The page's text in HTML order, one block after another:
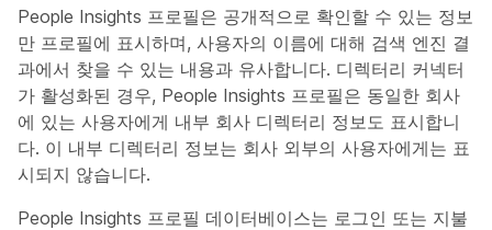
People Insights 프로필은 공개적으로 확인할 수 있는 정보
만 프로필에 표시하며, 사용자의 이름에 대해 검색 엔진 결
과에서 찾을 수 있는 내용과 유사합니다. 디렉터리 커넥터
가 활성화된 경우, People Insights 프로필은 동일한 회사
에 있는 사용자에게 내부 회사 디렉터리 정보도 표시합니
다. 이 내부 디렉터리 정보는 회사 외부의 사용자에게는 표
시되지 않습니다.
People Insights 프로필 데이터베이스는 로그인 또는 지불